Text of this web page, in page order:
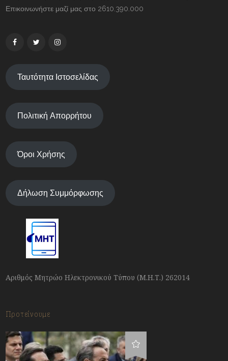
Επικοινωνήστε μαζί μας στο 2610.390.000
Ταυτότητα Ιστοσελίδας
Πολιτική Απορρήτου
Όροι Χρήσης
Δήλωση Συμμόρφωσης
Αριθμός Μητρώο Ηλεκτρονικού Τύπου (Μ.Η.Τ.) 262014
Προτείνουμε